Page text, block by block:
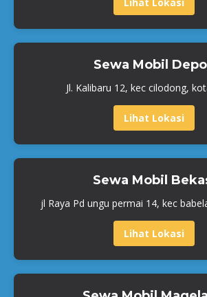
Sewa Mobil
Jl. Kalibaru 12, kec cilodong,
Lihat Lokasi
Sewa Mobil
jl Raya Pd ungu permai 14, kec
Lihat Lokasi